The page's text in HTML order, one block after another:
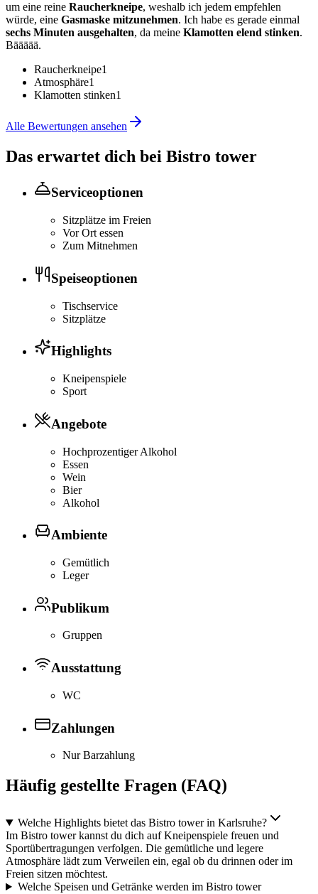
um eine reine Raucherkneipe, weshalb ich jedem empfehlen
würde, eine Gasmaske mitzunehmen. Ich habe es gerade einmal
sechs Minuten ausgehalten, da meine Klamotten elend stinken.
Bäääää.
Raucherkneipe1
Atmosphäre1
Klamotten stinken1
Alle Bewertungen ansehen
Das erwartet dich bei Bistro tower
Serviceoptionen
Sitzplätze im Freien
Vor Ort essen
Zum Mitnehmen
Speiseoptionen
Tischservice
Sitzplätze
Highlights
Kneipenspiele
Sport
Angebote
Hochprozentiger Alkohol
Essen
Wein
Bier
Alkohol
Ambiente
Gemütlich
Leger
Publikum
Gruppen
Ausstattung
WC
Zahlungen
Nur Barzahlung
Häufig gestellte Fragen (FAQ)
Welche Highlights bietet das Bistro tower in Karlsruhe?
Im Bistro tower kannst du dich auf Kneipenspiele freuen und
Sportübertragungen verfolgen. Die gemütliche und legere
Atmosphäre lädt zum Verweilen ein, egal ob du drinnen oder im
Freien sitzen möchtest.
Welche Speisen und Getränke werden im Bistro tower